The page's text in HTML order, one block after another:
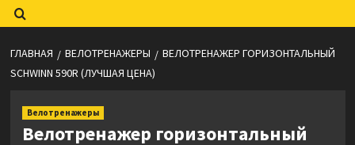
ГЛАВНАЯ ВЕЛОТРЕНАЖЕРЫ
ВЕЛОТРЕНАЖЕР ГОРИЗОНТАЛЬНЫЙ
SCHWINN 590R (ЛУЧШАЯ ЦЕНА)
Велотренажеры
Велотренажер горизонтальный